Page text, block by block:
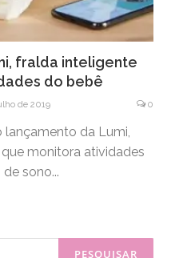
fralda inteligente
do bebê
de 2019 0
lançamento da Lumi,
monitora atividades
sono...